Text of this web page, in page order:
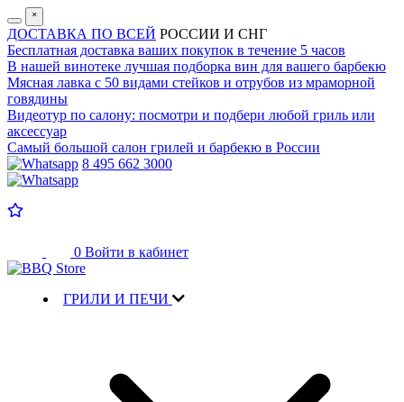
˟
ДОСТАВКА ПО ВСЕЙ РОССИИ И СНГ
Бесплатная доставка ваших покупок в течение 5 часов
В нашей винотеке лучшая подборка вин для вашего барбекю
Мясная лавка с 50 видами стейков и отрубов из мраморной
говядины
Видеотур по салону: посмотри и подбери любой гриль или
аксессуар
Самый большой салон грилей и барбекю в России
8 495 662 3000
0 Войти в кабинет
ГРИЛИ И ПЕЧИ